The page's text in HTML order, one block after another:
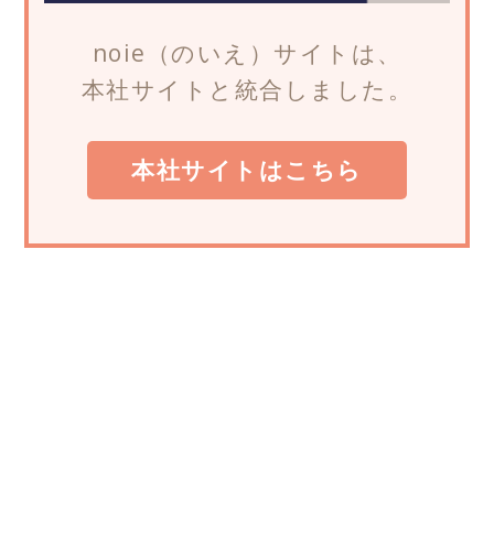
noie（のいえ）サイトは、
本社サイトと統合しました。
本社サイトはこちら